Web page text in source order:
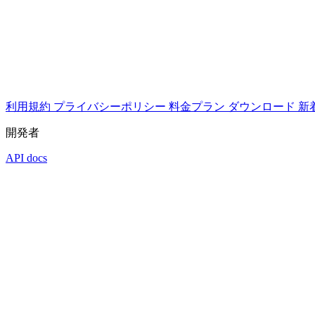
利用規約 プライバシーポリシー 料金プラン ダウンロード 新
開発者
API docs